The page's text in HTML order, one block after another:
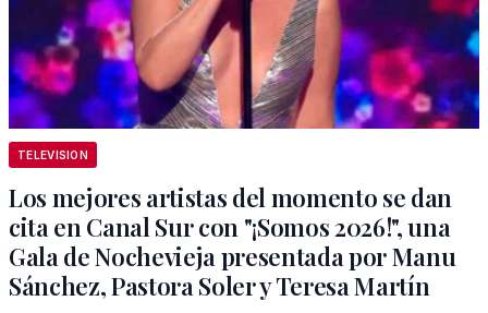
TELEVISION
Los mejores artistas del momento se dan
cita en Canal Sur con "¡Somos 2026!", una
Gala de Nochevieja presentada por Manu
Sánchez, Pastora Soler y Teresa Martín